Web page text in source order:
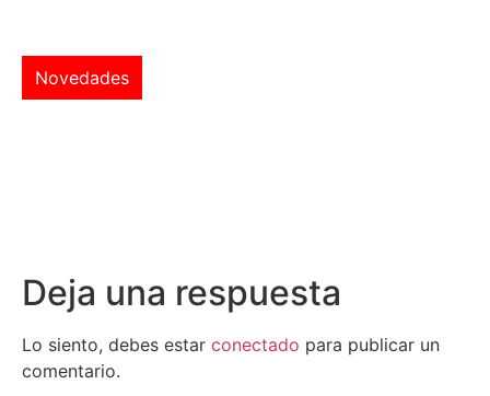
Novedades
Deja una respuesta
Lo siento, debes estar conectado para publicar un
comentario.